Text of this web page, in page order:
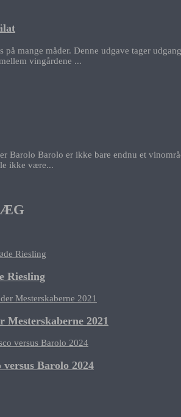
mange måder. Denne udgave tager
vingårdene ...
Barolo Barolo er ikke bare endnu et
ikke være...
Riesling
Mesterskaberne 2021
Barolo 2024